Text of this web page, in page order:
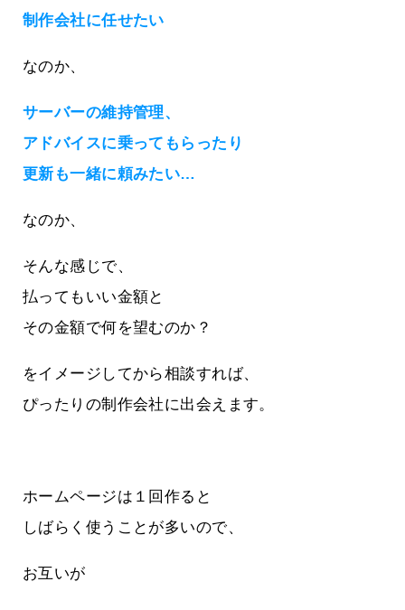
制作会社に任せたい
なのか、
サーバーの維持管理、
アドバイスに乗ってもらったり
更新も一緒に頼みたい…
なのか、
そんな感じで、
払ってもいい金額と
その金額で何を望むのか？
をイメージしてから相談すれば、
ぴったりの制作会社に出会えます。
ホームページは１回作ると
しばらく使うことが多いので、
お互いが